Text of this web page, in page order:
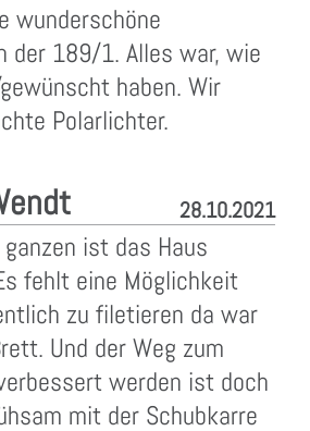
wunderschöne
der 189/1. Alles war, wie
haben. Wir
Polarlichter.
28.10.2021
ist das Haus
fehlt eine Möglichkeit
zu filetieren da war
Und der Weg zum
werden ist doch
mit der Schubkarre